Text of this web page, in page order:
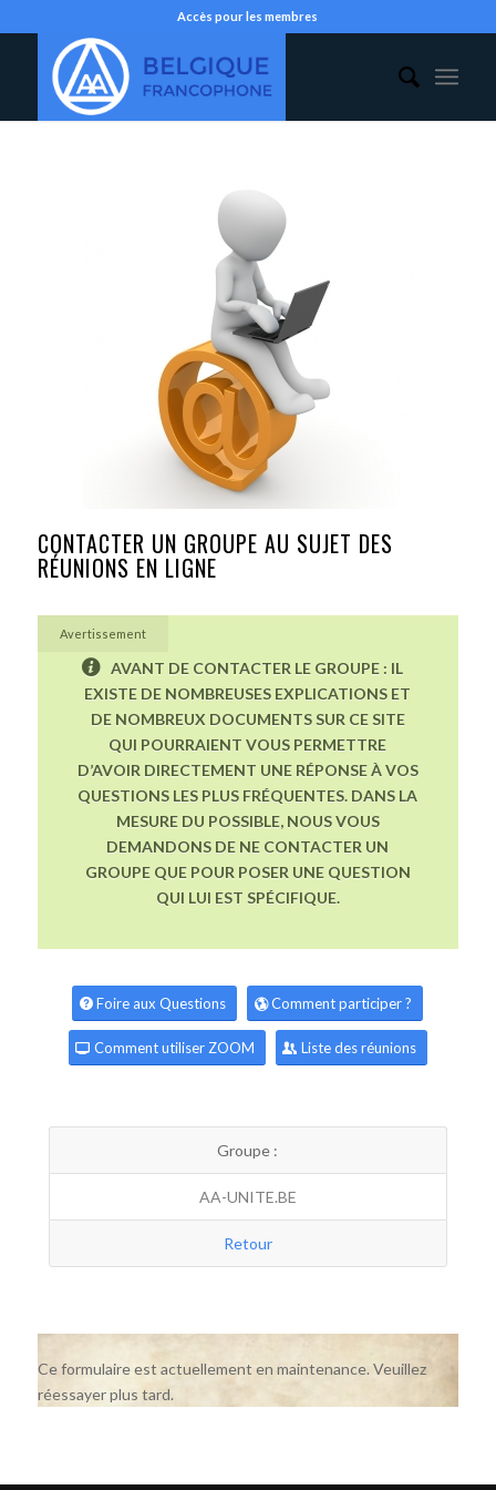
Accès pour les membres
CONTACTER UN GROUPE AU SUJET DES
RÉUNIONS EN LIGNE
Avertissement
AVANT DE CONTACTER LE GROUPE : IL
EXISTE DE NOMBREUSES EXPLICATIONS ET
DE NOMBREUX DOCUMENTS SUR CE SITE
QUI POURRAIENT VOUS PERMETTRE
D’AVOIR DIRECTEMENT UNE RÉPONSE À VOS
QUESTIONS LES PLUS FRÉQUENTES. DANS LA
MESURE DU POSSIBLE, NOUS VOUS
DEMANDONS DE NE CONTACTER UN
GROUPE QUE POUR POSER UNE QUESTION
QUI LUI EST SPÉCIFIQUE.
Foire aux Questions Comment participer ?
Comment utiliser ZOOM Liste des réunions
Groupe :
AA-UNITE.BE
Retour
Ce formulaire est actuellement en maintenance. Veuillez
réessayer plus tard.